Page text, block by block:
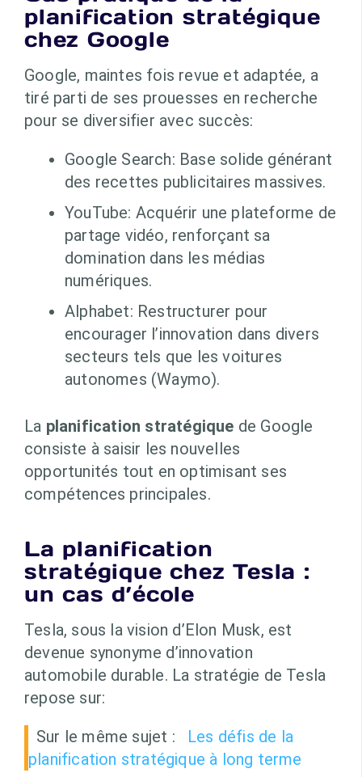
planification stratégique
chez Google
Google, maintes fois revue et adaptée, a
tiré parti de ses prouesses en recherche
pour se diversifier avec succès:
Google Search: Base solide générant
des recettes publicitaires massives.
YouTube: Acquérir une plateforme de
partage vidéo, renforçant sa
domination dans les médias
numériques.
Alphabet: Restructurer pour
encourager l’innovation dans divers
secteurs tels que les voitures
autonomes (Waymo).
La planification stratégique de Google
consiste à saisir les nouvelles
opportunités tout en optimisant ses
compétences principales.
La planification
stratégique chez Tesla :
un cas d’école
Tesla, sous la vision d’Elon Musk, est
devenue synonyme d’innovation
automobile durable. La stratégie de Tesla
repose sur:
Sur le même sujet :
Les défis de la
planification stratégique à long terme